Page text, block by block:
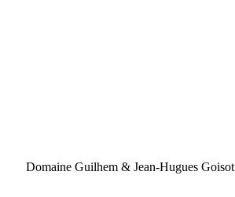
Domaine Guilhem & Jean-Hugues Goisot